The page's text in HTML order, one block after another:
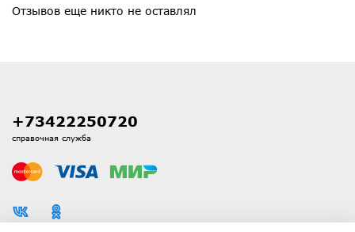
Отзывов еще никто не оставлял
+73422250720
справочная служба